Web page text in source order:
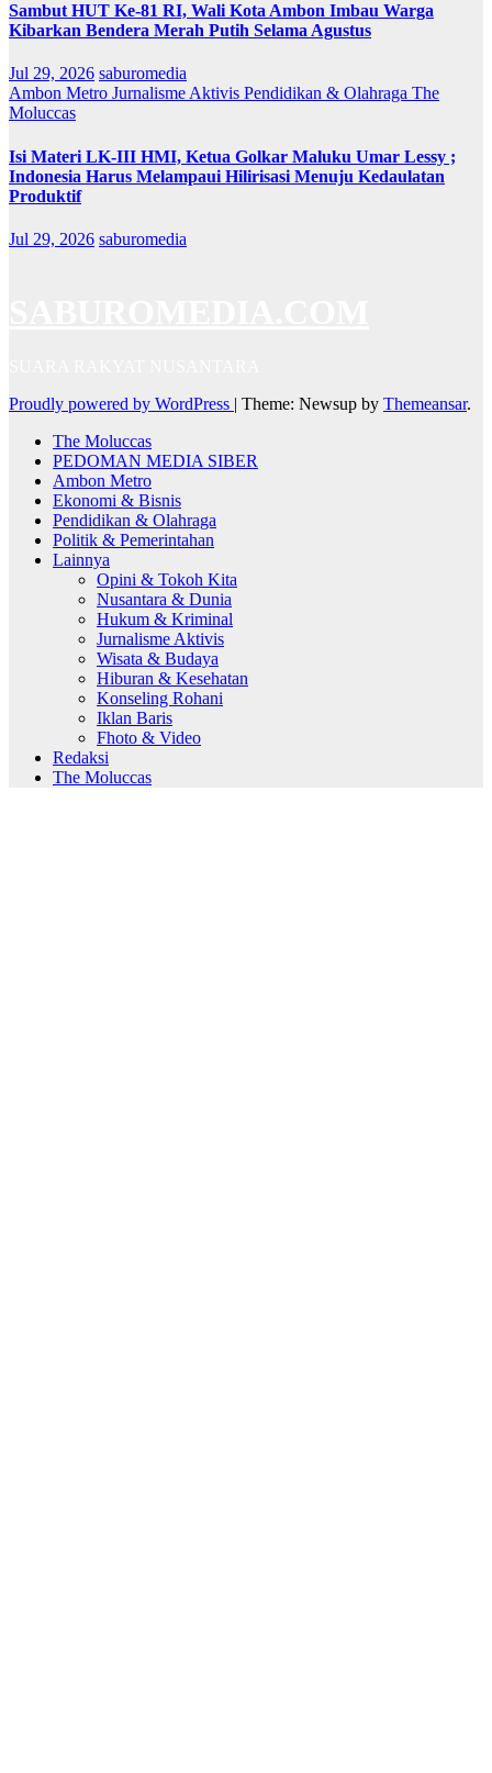
Sambut HUT Ke-81 RI, Wali Kota Ambon Imbau Warga
Kibarkan Bendera Merah Putih Selama Agustus
Jul 29, 2026 saburomedia
Ambon Metro Jurnalisme Aktivis Pendidikan & Olahraga The
Moluccas
Isi Materi LK-III HMI, Ketua Golkar Maluku Umar Lessy ;
Indonesia Harus Melampaui Hilirisasi Menuju Kedaulatan
Produktif
Jul 29, 2026 saburomedia
Proudly powered by WordPress | Theme: Newsup by Themeansar.
The Moluccas
PEDOMAN MEDIA SIBER
Ambon Metro
Ekonomi & Bisnis
Pendidikan & Olahraga
Politik & Pemerintahan
Lainnya
Opini & Tokoh Kita
Nusantara & Dunia
Hukum & Kriminal
Jurnalisme Aktivis
Wisata & Budaya
Hiburan & Kesehatan
Konseling Rohani
Iklan Baris
Fhoto & Video
Redaksi
The Moluccas